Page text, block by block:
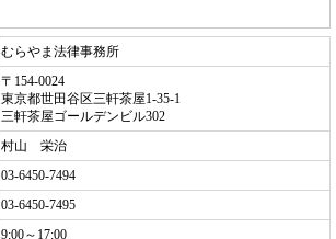
むらやま法律事務所
〒154-0024
東京都世田谷区三軒茶屋1-35-1
三軒茶屋ゴールデンビル302
村山 栄治
03-6450-7494
03-6450-7495
9:00～17:00